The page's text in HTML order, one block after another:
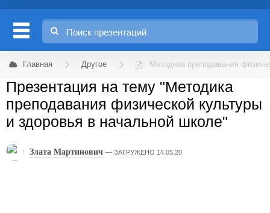
Главная Другое Методика преподавания
Презентация на тему "Методика
преподавания физической культуры
и здоровья в начальной школе"
Злата Мартинович ЗАГРУЖЕНО 14.05.20